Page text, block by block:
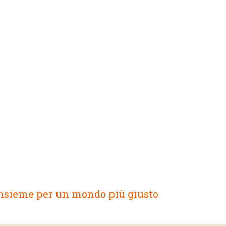
per un mondo più giusto